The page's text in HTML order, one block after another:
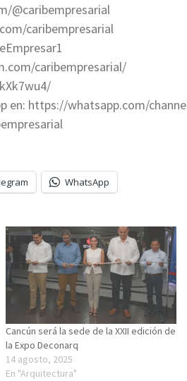
@caribempresarial
caribempresarial
caribempresarial/
en: https://whatsapp.com/
WhatsApp
Cancún será la sede de la XXII edición de
la Expo Deconarq
14 agosto, 2025
En "Arquitectura"